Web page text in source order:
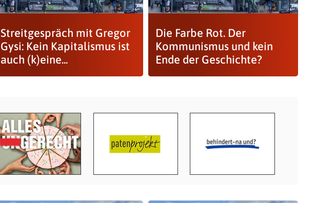
Streitgespräch mit Gregor
Gysi: Kein Kapitalismus ist
auch (k)eine...
Die Farbe Rot. Der
Kommunismus und kein
Ende der Geschichte?